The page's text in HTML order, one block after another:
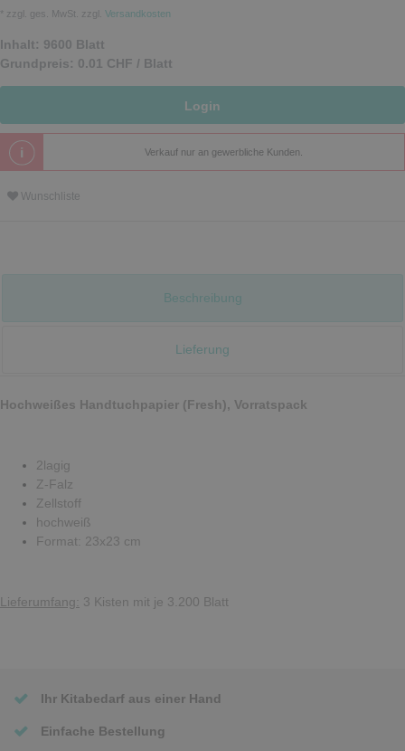
* zzgl. ges. MwSt. zzgl. Versandkosten
Inhalt: 9600 Blatt
Grundpreis: 0.01 CHF / Blatt
Login
Verkauf nur an gewerbliche Kunden.
Wunschliste
Beschreibung
Lieferung
Hochweißes Handtuchpapier (Fresh), Vorratspack
2lagig
Z-Falz
Zellstoff
hochweiß
Format: 23x23 cm
Lieferumfang: 3 Kisten mit je 3.200 Blatt
Ihr Kitabedarf aus einer Hand
Einfache Bestellung